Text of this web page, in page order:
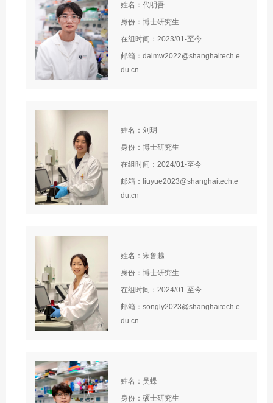
姓名：代明吾
身份：博士研究生
在组时间：2023/01-至今
邮箱：daimw2022@shanghaitech.e
du.cn
姓名：刘玥
身份：博士研究生
在组时间：2024/01-至今
邮箱：liuyue2023@shanghaitech.e
du.cn
姓名：宋鲁越
身份：博士研究生
在组时间：2024/01-至今
邮箱：songly2023@shanghaitech.e
du.cn
姓名：吴蝶
身份：硕士研究生